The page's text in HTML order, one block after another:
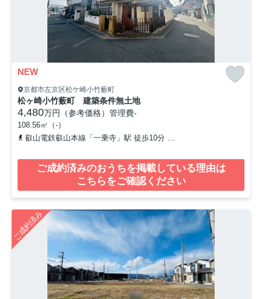
NEW
京都市左京区松ケ崎小竹薮町
松ヶ崎小竹薮町 建築条件無土地
4,480万円（参考価格） 管理費-
108.56㎡（-）
叡山電鉄叡山本線「一乗寺」駅 徒歩10分
ご成約済みのおうちを掲載している理由は
こちらをご確認ください
ご成約済み